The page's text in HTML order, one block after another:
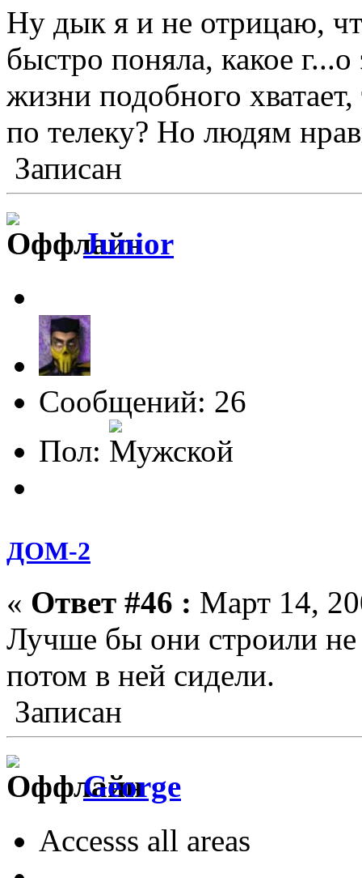
Ну дык я и не отрицаю,
быстро поняла, какое
жизни подобного
по телеку? Но людям
Записан
Junior
Сообщений: 26
Пол:
ДОМ-2
« Ответ #46 : Март 14,
Лучше бы они строили
потом в ней сидели.
Записан
George
Accesss all areas